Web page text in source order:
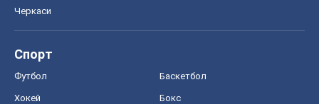
Черкаси
Спорт
Футбол Баскетбол
Хокей Бокс